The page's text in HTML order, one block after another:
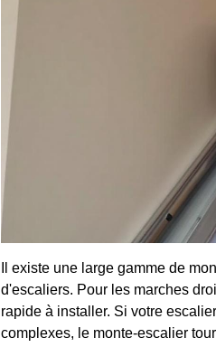
Il existe une large gamme de
d'escaliers. Pour les marches
rapide à installer. Si votre
complexes, le monte-escalier